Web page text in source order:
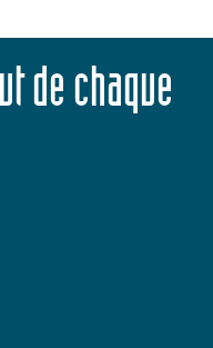
de chaque